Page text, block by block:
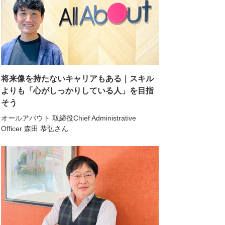
将来像を持たないキャリアもある｜スキル
よりも「心がしっかりしている人」を目指
そう
オールアバウト 取締役Chief Administrative
Officer 森田 恭弘さん